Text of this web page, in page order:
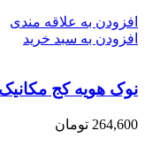
افزودن به علاقه مندی
افزودن به سبد خرید
نوک هویه کج مکانیک MECHANIC 900M-T-I-S
264,600 تومان